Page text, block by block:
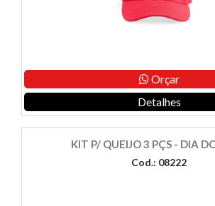
Orçar
Detalhes
KIT P/ QUEIJO 3 PÇS - DIA
Cod.: 08222